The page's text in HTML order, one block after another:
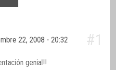
22, 2008 - 20:32 #1
genial!!